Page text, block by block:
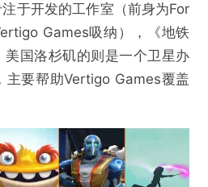
于开发的工作室（前身为For
Games吸纳），《地铁
国洛杉矶的则是一个卫星办
主要帮助Vertigo Games覆盖